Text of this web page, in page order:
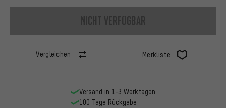
nicht verfügbar
Vergleichen Merkliste
Versand in 1-3 Werktagen
100 Tage Rückgabe